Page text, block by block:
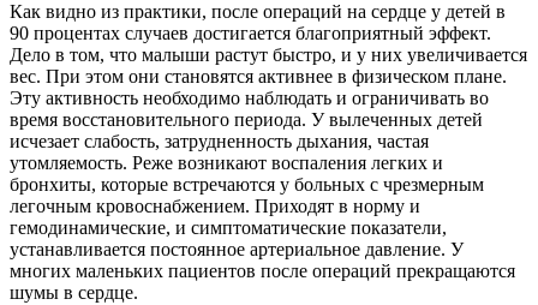
Как видно из практики, после операций на сердце у детей в
90 процентах случаев достигается благоприятный эффект.
Дело в том, что малыши растут быстро, и у них увеличивается
вес. При этом они становятся активнее в физическом плане.
Эту активность необходимо наблюдать и ограничивать во
время восстановительного периода. У вылеченных детей
исчезает слабость, затрудненность дыхания, частая
утомляемость. Реже возникают воспаления легких и
бронхиты, которые встречаются у больных с чрезмерным
легочным кровоснабжением. Приходят в норму и
гемодинамические, и симптоматические показатели,
устанавливается постоянное артериальное давление. У
многих маленьких пациентов после операций прекращаются
шумы в сердце.